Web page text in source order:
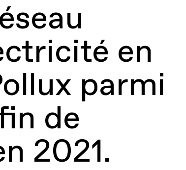
en
parmi
de
2021.